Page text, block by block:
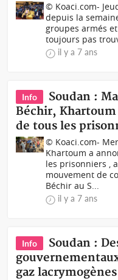
© Koaci.com-
depuis la
groupes armés
toujours pas
il y a 7 ans
Info
Soudan :
Béchir,
de tous les
© Koaci.com-
Khartoum a
les prisonniers ,
mouvement de
Béchir au S...
il y a 7 ans
Info
Soudan :
gaz